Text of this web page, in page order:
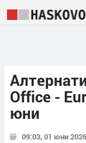
Office -
юни
09:03, 01 юни